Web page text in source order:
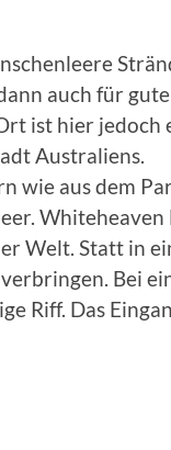
auch für
ist hier jedoch
Australiens.
wie aus dem
Whiteheaven
Welt. Statt in
Bei
Riff. Das